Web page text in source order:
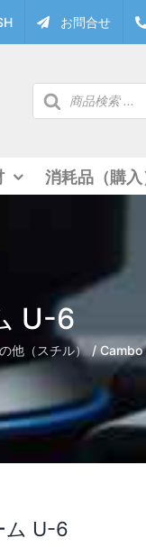
お問合せ
商
品
消耗品（購入
U-6
他（スチル） Cambo
ム U-6